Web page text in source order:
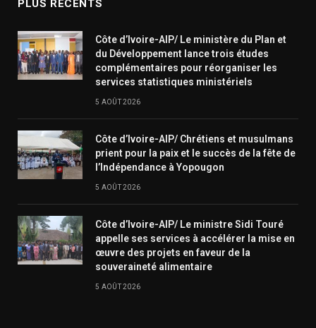
PLUS RÉCENTS
Côte d’Ivoire-AIP/ Le ministère du Plan et
du Développement lance trois études
complémentaires pour réorganiser les
services statistiques ministériels
5 AOÛT 2026
Côte d’Ivoire-AIP/ Chrétiens et musulmans
prient pour la paix et le succès de la fête de
l’Indépendance à Yopougon
5 AOÛT 2026
Côte d’Ivoire-AIP/ Le ministre Sidi Touré
appelle ses services à accélérer la mise en
œuvre des projets en faveur de la
souveraineté alimentaire
5 AOÛT 2026